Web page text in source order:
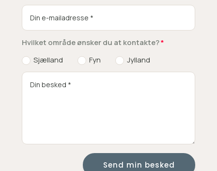
Hvilket område ønsker du at kontakte?
Sjælland
Fyn Jylland
Send min besked